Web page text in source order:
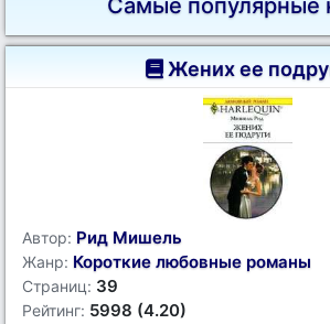
Самые популярные
Жених ее
Автор: Рид Мишель
Жанр: Короткие любовные романы
Страниц: 39
Рейтинг: 5998 (4.20)